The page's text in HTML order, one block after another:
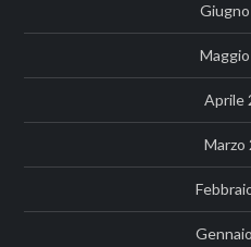
Aprile
Marzo